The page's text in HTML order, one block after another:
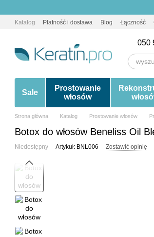
Katalog Płatność i dostawa Blog Łączność
050
Sale
Prostowanie
włosów
Strona główna Katalog Prostowanie włosów
Botox do włosów Beneliss Oil
Niedostępny Artykuł: BNL006 Zostawić opinię